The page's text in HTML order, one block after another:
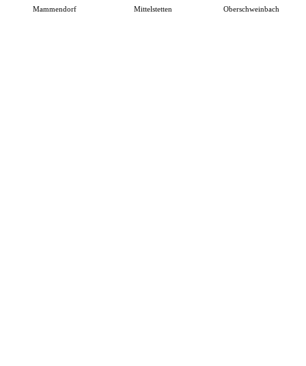
Mammendorf Mittelstetten Oberschweinbach